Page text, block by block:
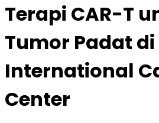
Terapi CAR-T
Tumor Padat
International
Center